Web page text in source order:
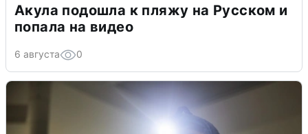
Акула подошла к пляжу на Русском и
попала на видео
6 августа 0